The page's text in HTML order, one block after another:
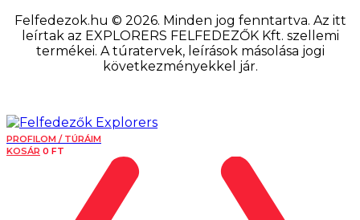
Felfedezok.hu © 2026. Minden jog fenntartva. Az itt
leírtak az EXPLORERS FELFEDEZŐK Kft. szellemi
termékei. A túratervek, leírások másolása jogi
következményekkel jár.
PROFILOM / TÚRÁIM
KOSÁR 0 FT